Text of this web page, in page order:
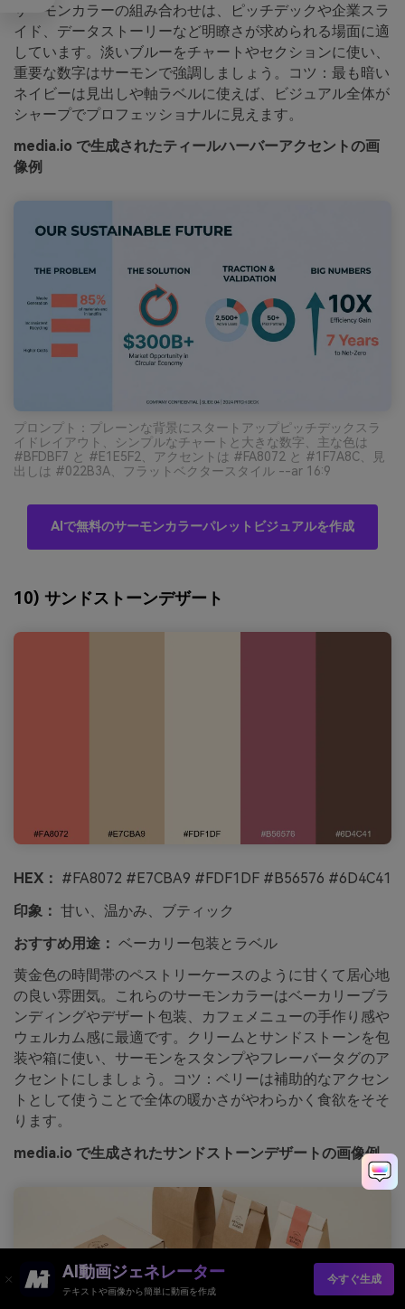
サーモンカラーの組み合わせは、ピッチデックや企業スラ
イド、データストーリーなど明瞭さが求められる場面に適
しています。淡いブルーをチャートやセクションに使い、
重要な数字はサーモンで強調しましょう。コツ：最も暗い
ネイビーは見出しや軸ラベルに使えば、ビジュアル全体が
シャープでプロフェッショナルに見えます。
media.io で生成されたティールハーバーアクセントの画
像例
プロンプト：プレーンな背景にスタートアップピッチデックスラ
イドレイアウト、シンプルなチャートと大きな数字、主な色は
#BFDBF7 と #E1E5F2、アクセントは #FA8072 と #1F7A8C、見
出しは #022B3A、フラットベクタースタイル --ar 16:9
AIで無料のサーモンカラーパレットビジュアルを作成
10) サンドストーンデザート
HEX： #FA8072 #E7CBA9 #FDF1DF #B56576 #6D4C41
印象： 甘い、温かみ、ブティック
おすすめ用途： ベーカリー包装とラベル
黄金色の時間帯のペストリーケースのように甘くて居心地
の良い雰囲気。これらのサーモンカラーはベーカリーブラ
ンディングやデザート包装、カフェメニューの手作り感や
ウェルカム感に最適です。クリームとサンドストーンを包
装や箱に使い、サーモンをスタンプやフレーバータグのア
クセントにしましょう。コツ：ベリーは補助的なアクセン
トとして使うことで全体の暖かさがやわらかく食欲をそそ
ります。
media.io で生成されたサンドストーンデザートの画像例
AI動画ジェネレーター
テキストや画像から簡単に動画を作成
今すぐ生成